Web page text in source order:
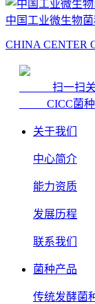
中国工业微生物
CHINA CENTER
扫一扫关
CICC菌种
关于我们
中心简介
能力资质
发展历程
联系我们
菌种产品
传统发酵菌